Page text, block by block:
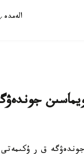
الەمدە
سۋ قويماسىن